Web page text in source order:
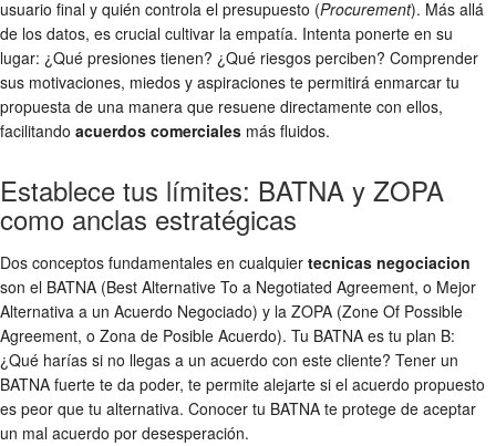
usuario final y quién controla el presupuesto (Procurement). Más allá
de los datos, es crucial cultivar la empatía. Intenta ponerte en su
lugar: ¿Qué presiones tienen? ¿Qué riesgos perciben? Comprender
sus motivaciones, miedos y aspiraciones te permitirá enmarcar tu
propuesta de una manera que resuene directamente con ellos,
facilitando acuerdos comerciales más fluidos.
Establece tus límites: BATNA y ZOPA
como anclas estratégicas
Dos conceptos fundamentales en cualquier tecnicas negociacion
son el BATNA (Best Alternative To a Negotiated Agreement, o Mejor
Alternativa a un Acuerdo Negociado) y la ZOPA (Zone Of Possible
Agreement, o Zona de Posible Acuerdo). Tu BATNA es tu plan B:
¿Qué harías si no llegas a un acuerdo con este cliente? Tener un
BATNA fuerte te da poder, te permite alejarte si el acuerdo propuesto
es peor que tu alternativa. Conocer tu BATNA te protege de aceptar
un mal acuerdo por desesperación.